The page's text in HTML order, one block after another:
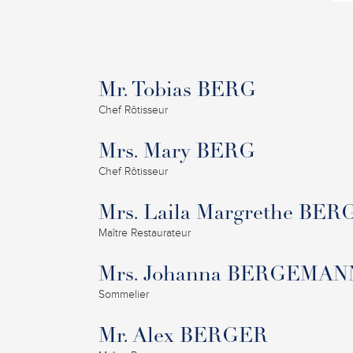
Mr. Tobias BERG
Chef Rôtisseur
Mrs. Mary BERG
Chef Rôtisseur
Mrs. Laila Margrethe
Maître Restaurateur
Mrs. Johanna
Sommelier
Mr. Alex BERGER